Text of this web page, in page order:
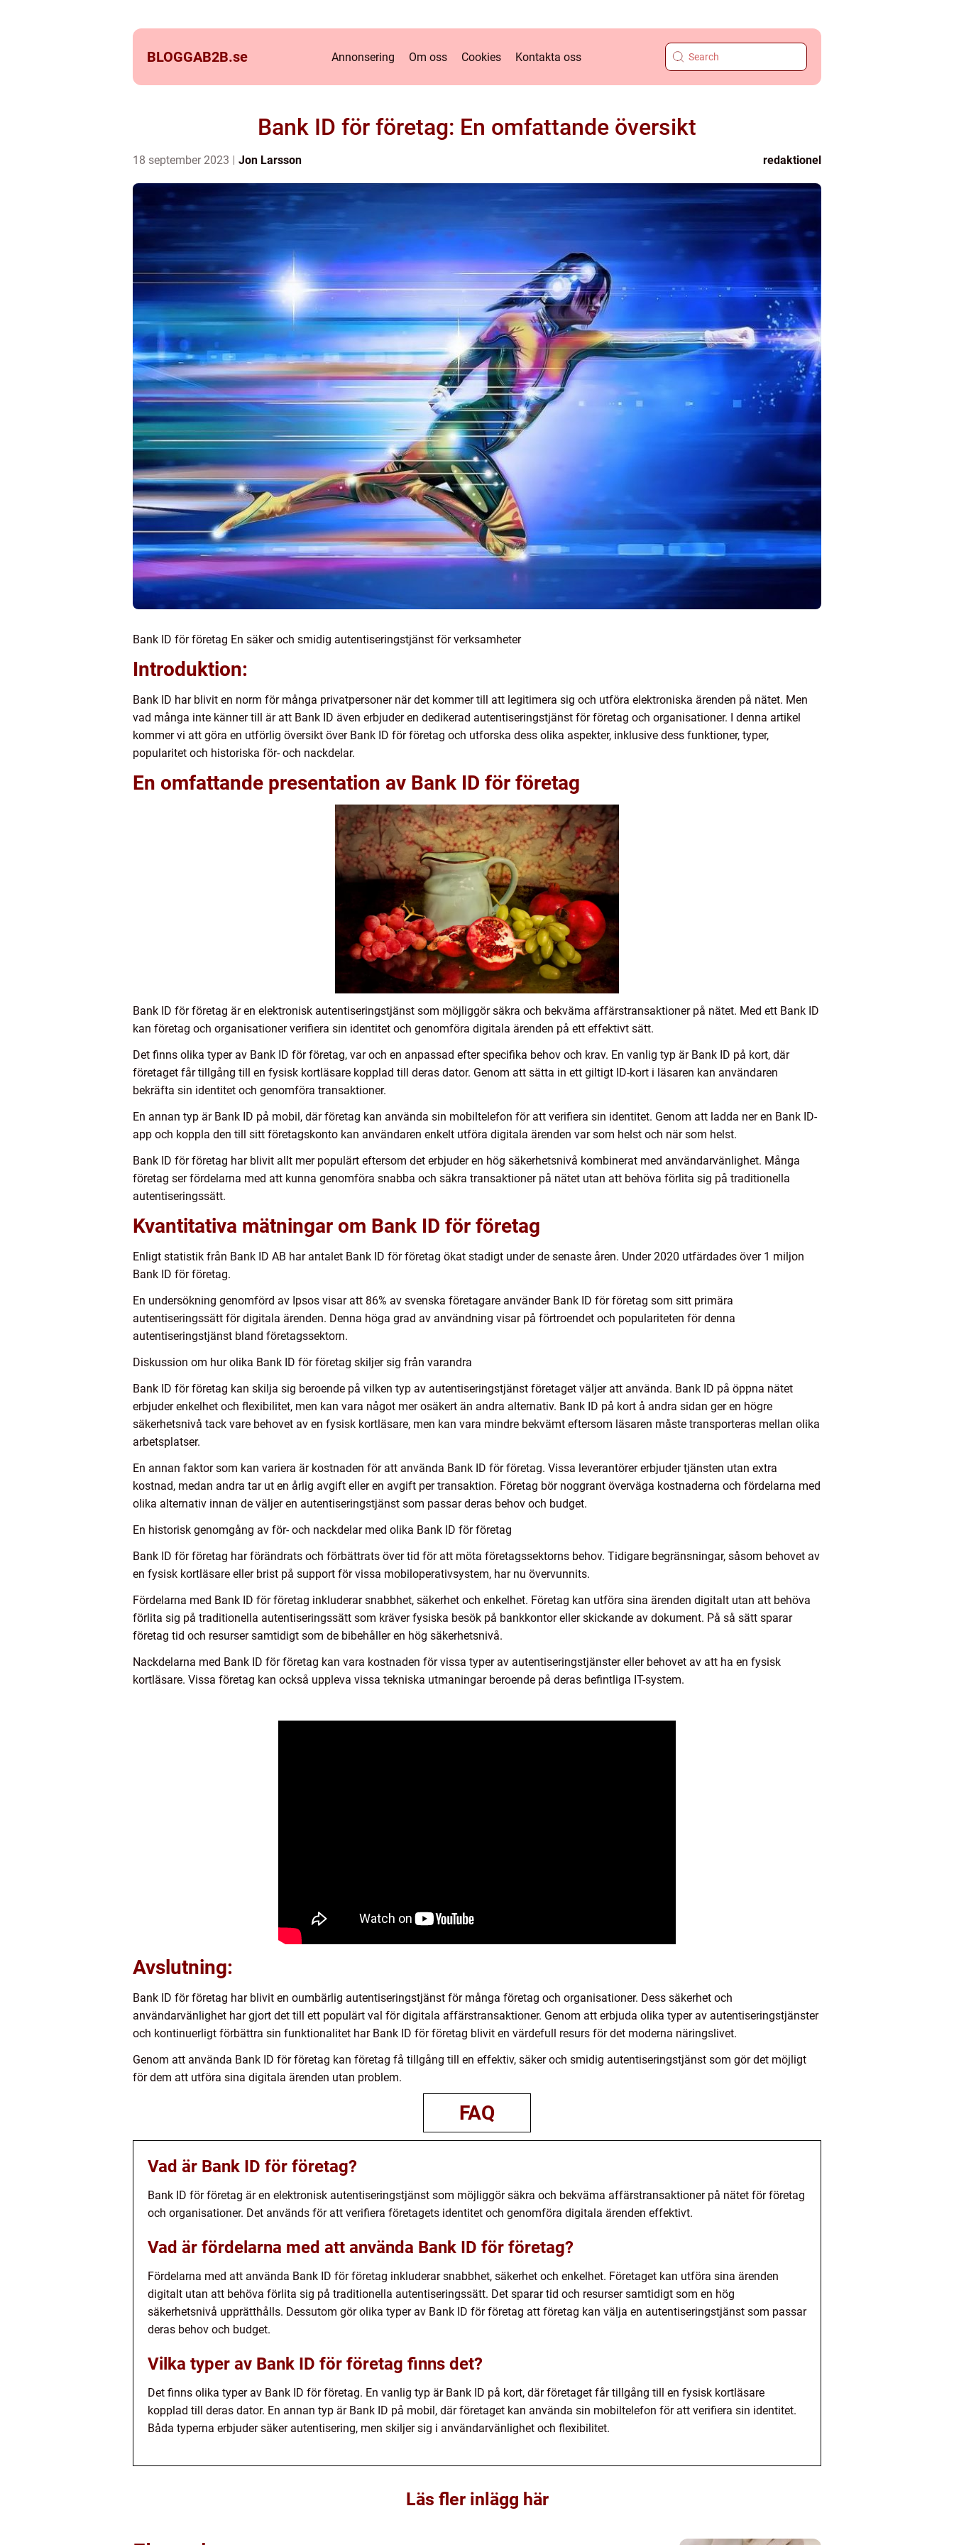
BLOGGAB2B.se Annonsering Om oss Cookies Kontakta oss
Bank ID för företag: En omfattande översikt
18 september 2023 Jon Larsson redaktionel
Bank ID för företag En säker och smidig autentiseringstjänst för verksamheter
Introduktion:
Bank ID har blivit en norm för många privatpersoner när det kommer till att legitimera sig och utföra elektroniska ärenden på nätet. Men
vad många inte känner till är att Bank ID även erbjuder en dedikerad autentiseringstjänst för företag och organisationer. I denna artikel
kommer vi att göra en utförlig översikt över Bank ID för företag och utforska dess olika aspekter, inklusive dess funktioner, typer,
popularitet och historiska för- och nackdelar.
En omfattande presentation av Bank ID för företag
Bank ID för företag är en elektronisk autentiseringstjänst som möjliggör säkra och bekväma affärstransaktioner på nätet. Med ett Bank ID
kan företag och organisationer verifiera sin identitet och genomföra digitala ärenden på ett effektivt sätt.
Det finns olika typer av Bank ID för företag, var och en anpassad efter specifika behov och krav. En vanlig typ är Bank ID på kort, där
företaget får tillgång till en fysisk kortläsare kopplad till deras dator. Genom att sätta in ett giltigt ID-kort i läsaren kan användaren
bekräfta sin identitet och genomföra transaktioner.
En annan typ är Bank ID på mobil, där företag kan använda sin mobiltelefon för att verifiera sin identitet. Genom att ladda ner en Bank ID-
app och koppla den till sitt företagskonto kan användaren enkelt utföra digitala ärenden var som helst och när som helst.
Bank ID för företag har blivit allt mer populärt eftersom det erbjuder en hög säkerhetsnivå kombinerat med användarvänlighet. Många
företag ser fördelarna med att kunna genomföra snabba och säkra transaktioner på nätet utan att behöva förlita sig på traditionella
autentiseringssätt.
Kvantitativa mätningar om Bank ID för företag
Enligt statistik från Bank ID AB har antalet Bank ID för företag ökat stadigt under de senaste åren. Under 2020 utfärdades över 1 miljon
Bank ID för företag.
En undersökning genomförd av Ipsos visar att 86% av svenska företagare använder Bank ID för företag som sitt primära
autentiseringssätt för digitala ärenden. Denna höga grad av användning visar på förtroendet och populariteten för denna
autentiseringstjänst bland företagssektorn.
Diskussion om hur olika Bank ID för företag skiljer sig från varandra
Bank ID för företag kan skilja sig beroende på vilken typ av autentiseringstjänst företaget väljer att använda. Bank ID på öppna nätet
erbjuder enkelhet och flexibilitet, men kan vara något mer osäkert än andra alternativ. Bank ID på kort å andra sidan ger en högre
säkerhetsnivå tack vare behovet av en fysisk kortläsare, men kan vara mindre bekvämt eftersom läsaren måste transporteras mellan olika
arbetsplatser.
En annan faktor som kan variera är kostnaden för att använda Bank ID för företag. Vissa leverantörer erbjuder tjänsten utan extra
kostnad, medan andra tar ut en årlig avgift eller en avgift per transaktion. Företag bör noggrant överväga kostnaderna och fördelarna med
olika alternativ innan de väljer en autentiseringstjänst som passar deras behov och budget.
En historisk genomgång av för- och nackdelar med olika Bank ID för företag
Bank ID för företag har förändrats och förbättrats över tid för att möta företagssektorns behov. Tidigare begränsningar, såsom behovet av
en fysisk kortläsare eller brist på support för vissa mobiloperativsystem, har nu övervunnits.
Fördelarna med Bank ID för företag inkluderar snabbhet, säkerhet och enkelhet. Företag kan utföra sina ärenden digitalt utan att behöva
förlita sig på traditionella autentiseringssätt som kräver fysiska besök på bankkontor eller skickande av dokument. På så sätt sparar
företag tid och resurser samtidigt som de bibehåller en hög säkerhetsnivå.
Nackdelarna med Bank ID för företag kan vara kostnaden för vissa typer av autentiseringstjänster eller behovet av att ha en fysisk
kortläsare. Vissa företag kan också uppleva vissa tekniska utmaningar beroende på deras befintliga IT-system.
Avslutning:
Bank ID för företag har blivit en oumbärlig autentiseringstjänst för många företag och organisationer. Dess säkerhet och
användarvänlighet har gjort det till ett populärt val för digitala affärstransaktioner. Genom att erbjuda olika typer av autentiseringstjänster
och kontinuerligt förbättra sin funktionalitet har Bank ID för företag blivit en värdefull resurs för det moderna näringslivet.
Genom att använda Bank ID för företag kan företag få tillgång till en effektiv, säker och smidig autentiseringstjänst som gör det möjligt
för dem att utföra sina digitala ärenden utan problem.
FAQ
Vad är Bank ID för företag?
Bank ID för företag är en elektronisk autentiseringstjänst som möjliggör säkra och bekväma affärstransaktioner på nätet för företag
och organisationer. Det används för att verifiera företagets identitet och genomföra digitala ärenden effektivt.
Vad är fördelarna med att använda Bank ID för företag?
Fördelarna med att använda Bank ID för företag inkluderar snabbhet, säkerhet och enkelhet. Företaget kan utföra sina ärenden
digitalt utan att behöva förlita sig på traditionella autentiseringssätt. Det sparar tid och resurser samtidigt som en hög
säkerhetsnivå upprätthålls. Dessutom gör olika typer av Bank ID för företag att företag kan välja en autentiseringstjänst som passar
deras behov och budget.
Vilka typer av Bank ID för företag finns det?
Det finns olika typer av Bank ID för företag. En vanlig typ är Bank ID på kort, där företaget får tillgång till en fysisk kortläsare
kopplad till deras dator. En annan typ är Bank ID på mobil, där företaget kan använda sin mobiltelefon för att verifiera sin identitet.
Båda typerna erbjuder säker autentisering, men skiljer sig i användarvänlighet och flexibilitet.
Läs fler inlägg här